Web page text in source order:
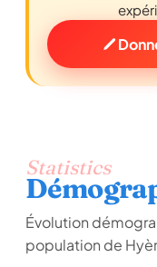
Statistics
Évolution
population de